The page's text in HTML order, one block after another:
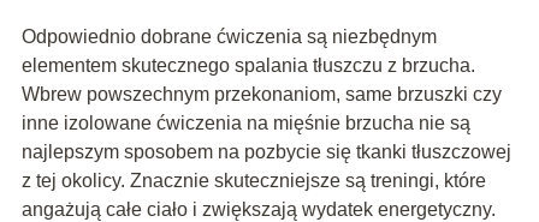
Odpowiednio dobrane ćwiczenia są niezbędnym
elementem skutecznego spalania tłuszczu z brzucha.
Wbrew powszechnym przekonaniom, same brzuszki czy
inne izolowane ćwiczenia na mięśnie brzucha nie są
najlepszym sposobem na pozbycie się tkanki tłuszczowej
z tej okolicy. Znacznie skuteczniejsze są treningi, które
angażują całe ciało i zwiększają wydatek energetyczny.